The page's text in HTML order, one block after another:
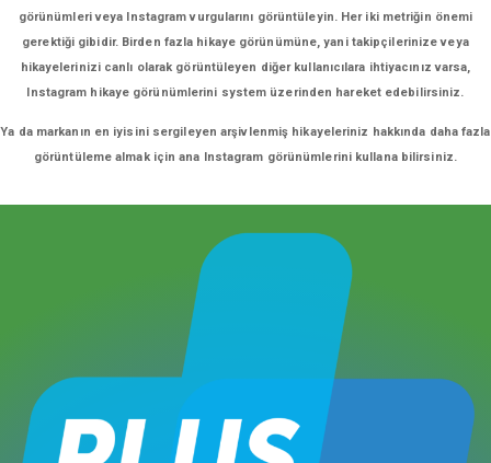
görünümleri veya Instagram vurgularını görüntüleyin. Her iki metriğin önemi
gerektiği gibidir. Birden fazla hikaye görünümüne, yani takipçilerinize veya
hikayelerinizi canlı olarak görüntüleyen diğer kullanıcılara ihtiyacınız varsa,
Instagram hikaye görünümlerini system üzerinden hareket edebilirsiniz.
Ya da markanın en iyisini sergileyen arşivlenmiş hikayeleriniz hakkında daha fazla
görüntüleme almak için ana Instagram görünümlerini kullana bilirsiniz.